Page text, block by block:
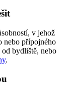
v jehož
nebo přípojného
bydliště, nebo
.